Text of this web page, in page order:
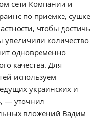
сети Компании и
по приемке, сушке
чтобы достичь
увеличили количество
одновременно
качества. Для
используем
украинских и
— уточнил
вложений Вадим